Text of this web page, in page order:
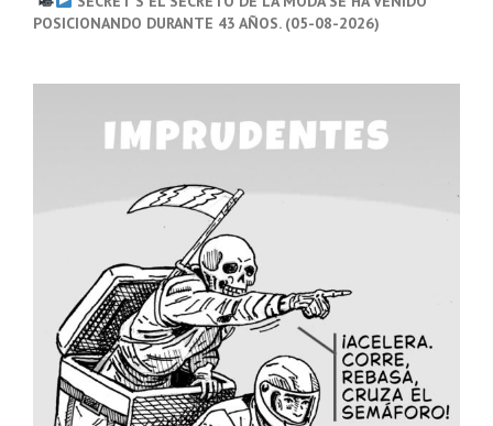
POSICIONANDO DURANTE 43 AÑOS. (05-08-2026)